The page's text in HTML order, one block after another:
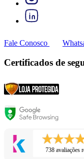
Fale Conosco
Certificados de
738 avaliações